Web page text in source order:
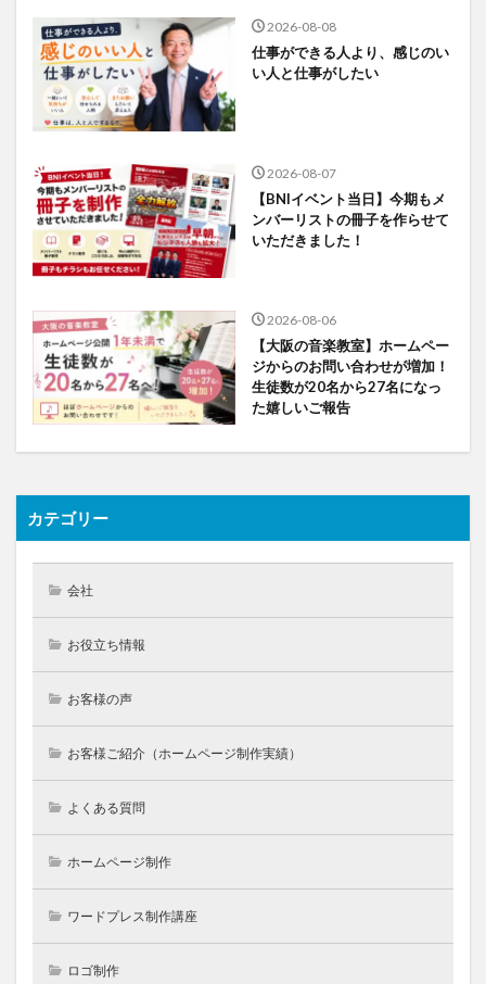
2026-08-08
仕事ができる人より、感じのい
い人と仕事がしたい
2026-08-07
【BNIイベント当日】今期もメ
ンバーリストの冊子を作らせて
いただきました！
2026-08-06
【大阪の音楽教室】ホームペー
ジからのお問い合わせが増加！
生徒数が20名から27名になっ
た嬉しいご報告
カテゴリー
会社
お役立ち情報
お客様の声
お客様ご紹介（ホームページ制作実績）
よくある質問
ホームページ制作
ワードプレス制作講座
ロゴ制作